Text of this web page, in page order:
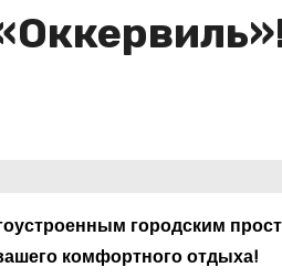
городским
комфортного отдыха!